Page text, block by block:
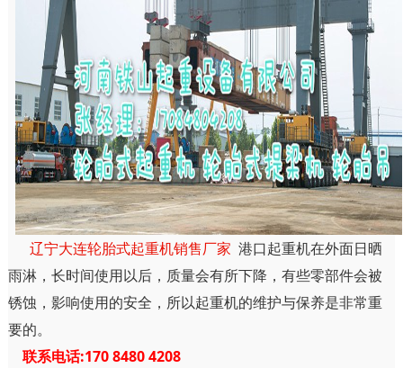
辽宁大连轮胎式起重机销售厂家 港口起重机在外面日晒
雨淋，长时间使用以后，质量会有所下降，有些零部件会被
锈蚀，影响使用的安全，所以起重机的维护与保养是非常重
要的。
联系电话:170 8480 4208